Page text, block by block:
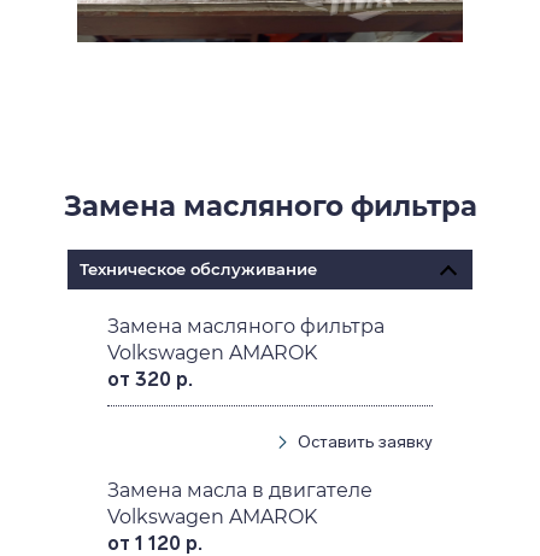
Замена масляного фильтра
Техническое обслуживание
Замена масляного фильтра
Volkswagen AMAROK
от 320 р.
Оставить заявку
Замена масла в двигателе
Volkswagen AMAROK
от 1 120 р.